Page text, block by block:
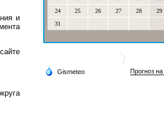
и
24
25 26 27 28 29
31